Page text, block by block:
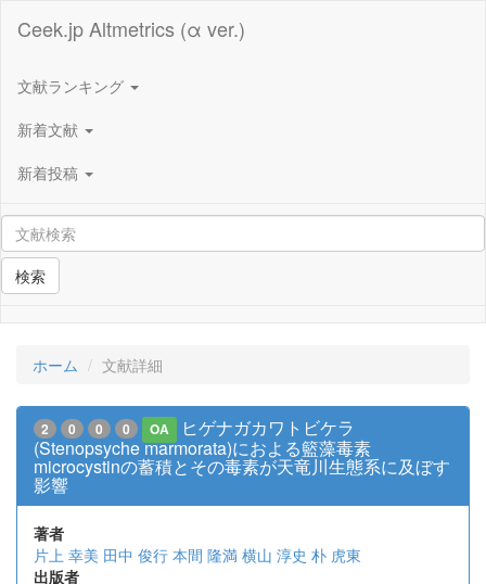
Ceek.jp Altmetrics (α ver.)
文献ランキング
新着文献
新着投稿
検索
ホーム 文献詳細
2 0 0 0 OA
ヒゲナガカワトビケラ
(Stenopsyche marmorata)におよる籃藻毒素
microcystinの蓄積とその毒素が天竜川生態系に及ぼす
影響
著者
片上 幸美 田中 俊行 本間 隆満 横山 淳史 朴 虎東
出版者